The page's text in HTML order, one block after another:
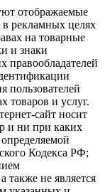
отображаемые
в рекламных целях
на товарные
и знаки
правообладателей
пользователей
товаров и услуг.
сайт носит
и ни при каких
Кодекса РФ;
также не является